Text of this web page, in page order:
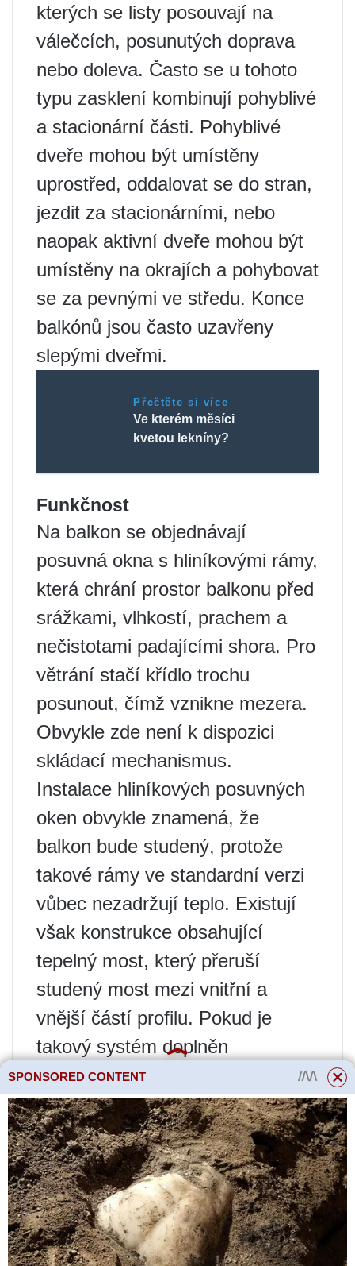
kterých se listy posouvají na
válečcích, posunutých doprava
nebo doleva. Často se u tohoto
typu zasklení kombinují pohyblivé
a stacionární části. Pohyblivé
dveře mohou být umístěny
uprostřed, oddalovat se do stran,
jezdit za stacionárními, nebo
naopak aktivní dveře mohou být
umístěny na okrajích a pohybovat
se za pevnými ve středu. Konce
balkónů jsou často uzavřeny
slepými dveřmi.
Přečtěte si více
Ve kterém měsíci
kvetou lekníny?
Funkčnost
Na balkon se objednávají
posuvná okna s hliníkovými rámy,
která chrání prostor balkonu před
srážkami, vlhkostí, prachem a
nečistotami padajícími shora. Pro
větrání stačí křídlo trochu
posunout, čímž vznikne mezera.
Obvykle zde není k dispozici
skládací mechanismus.
Instalace hliníkových posuvných
oken obvykle znamená, že
balkon bude studený, protože
takové rámy ve standardní verzi
vůbec nezadržují teplo. Existují
však konstrukce obsahující
tepelný most, který přeruší
studený most mezi vnitřní a
vnější částí profilu. Pokud je
takový systém doplněn
dvoukomorovým dvojsklem nebo
jednokomorovým, ale energeticky
úsporným sklem, bude zasklení
teplé.
Posuvné systémy také podporují
instalaci sítí proti hmyzu. Pro
zvýšení bezpečnosti je možné
SPONSORED CONTENT